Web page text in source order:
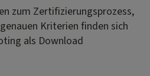
zum Zertifizierungsprozess,
Kriterien finden sich
als Download